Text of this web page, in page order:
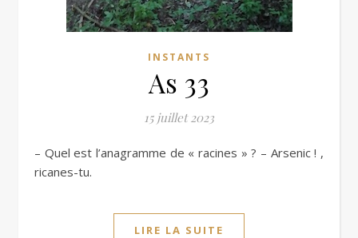
INSTANTS
As 33
15 juillet 2023
– Quel est l’anagramme de « racines » ? – Arsenic ! ,
ricanes-tu.
LIRE LA SUITE